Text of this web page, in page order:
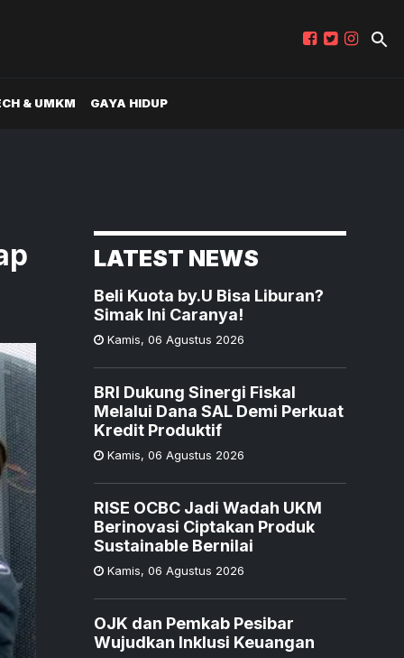
& UMKM GAYA HIDUP
LATEST NEWS
Beli Kuota by.U Bisa Liburan?
Simak Ini Caranya!
Kamis, 06 Agustus 2026
BRI Dukung Sinergi Fiskal
Melalui Dana SAL Demi Perkuat
Kredit Produktif
Kamis, 06 Agustus 2026
RISE OCBC Jadi Wadah UKM
Berinovasi Ciptakan Produk
Sustainable Bernilai
Kamis, 06 Agustus 2026
OJK dan Pemkab Pesibar
Wujudkan Inklusi Keuangan